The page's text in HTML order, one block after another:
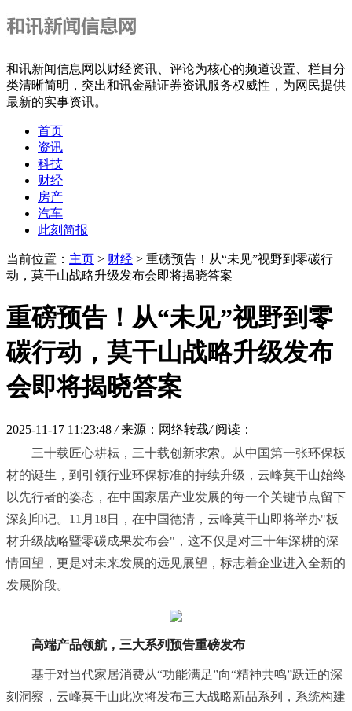
和讯新闻信息网以财经资讯、评论为核心的频道设置、栏目分
类清晰简明，突出和讯金融证券资讯服务权威性，为网民提供
最新的实事资讯。
首页
资讯
科技
财经
房产
汽车
此刻简报
当前位置： 主页 > 财经 > 重磅预告！从“未见”视野到零碳行
动，莫干山战略升级发布会即将揭晓答案
重磅预告！从“未见”视野到零
碳行动，莫干山战略升级发布
会即将揭晓答案
2025-11-17 11:23:48 / 来源：网络转载/ 阅读：
三十载匠心耕耘，三十载创新求索。从中国第一张环保板
材的诞生，到引领行业环保标准的持续升级，云峰莫干山始终
以先行者的姿态，在中国家居产业发展的每一个关键节点留下
深刻印记。11月18日，在中国德清，云峰莫干山即将举办"板
材升级战略暨零碳成果发布会"，这不仅是对三十年深耕的深
情回望，更是对未来发展的远见展望，标志着企业进入全新的
发展阶段。
高端产品领航，三大系列预告重磅发布
基于对当代家居消费从“功能满足”向“精神共鸣”跃迁的深
刻洞察，云峰莫干山此次将发布三大战略新品系列，系统构建